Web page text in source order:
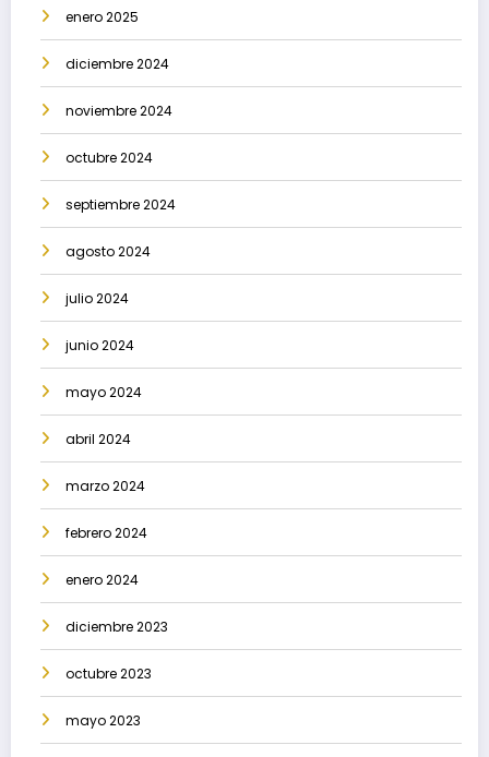
enero 2025
diciembre 2024
noviembre 2024
octubre 2024
septiembre 2024
agosto 2024
julio 2024
junio 2024
mayo 2024
abril 2024
marzo 2024
febrero 2024
enero 2024
diciembre 2023
octubre 2023
mayo 2023